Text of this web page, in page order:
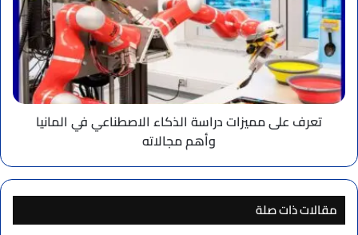
دراسة
الذكاء
الاصطناعي
في
المانيا
وأهم
مجالاتهتعرف على مميزات دراسة الذكاء الاصطناعي في المانيا
وأهم مجالاته
مقالات ذات صلة